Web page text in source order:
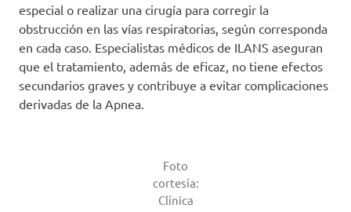
especial o realizar una cirugía para corregir la
obstrucción en las vías respiratorias, según corresponda
en cada caso. Especialistas médicos de ILANS aseguran
que el tratamiento, además de eficaz, no tiene efectos
secundarios graves y contribuye a evitar complicaciones
derivadas de la Apnea.
Foto
cortesía:
Clínica